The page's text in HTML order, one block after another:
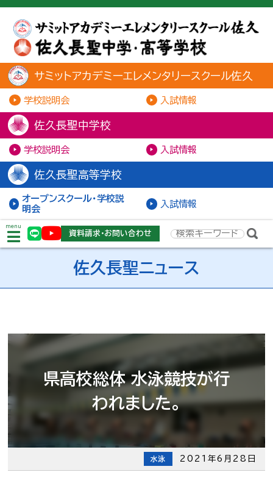
サミットアカデミーエレメンタリースクール佐久
学校説明会 入試情報
佐久長聖中学校
学校説明会 入試情報
佐久長聖高等学校
オープンスクール・学校説
明会
入試情報
menu
資料請求・お問い合わせ
佐久長聖ニュース
県高校総体 水泳競技が行
われました。
水泳 2021年6月28日